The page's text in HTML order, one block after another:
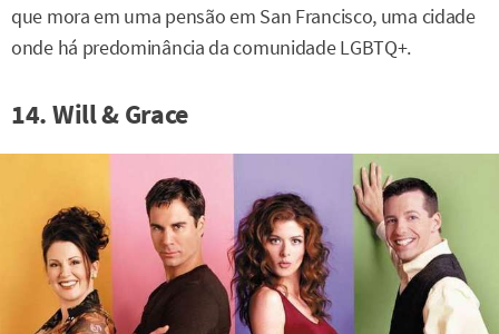
que mora em uma pensão em San Francisco, uma cidade
onde há predominância da comunidade LGBTQ+.
14. Will & Grace